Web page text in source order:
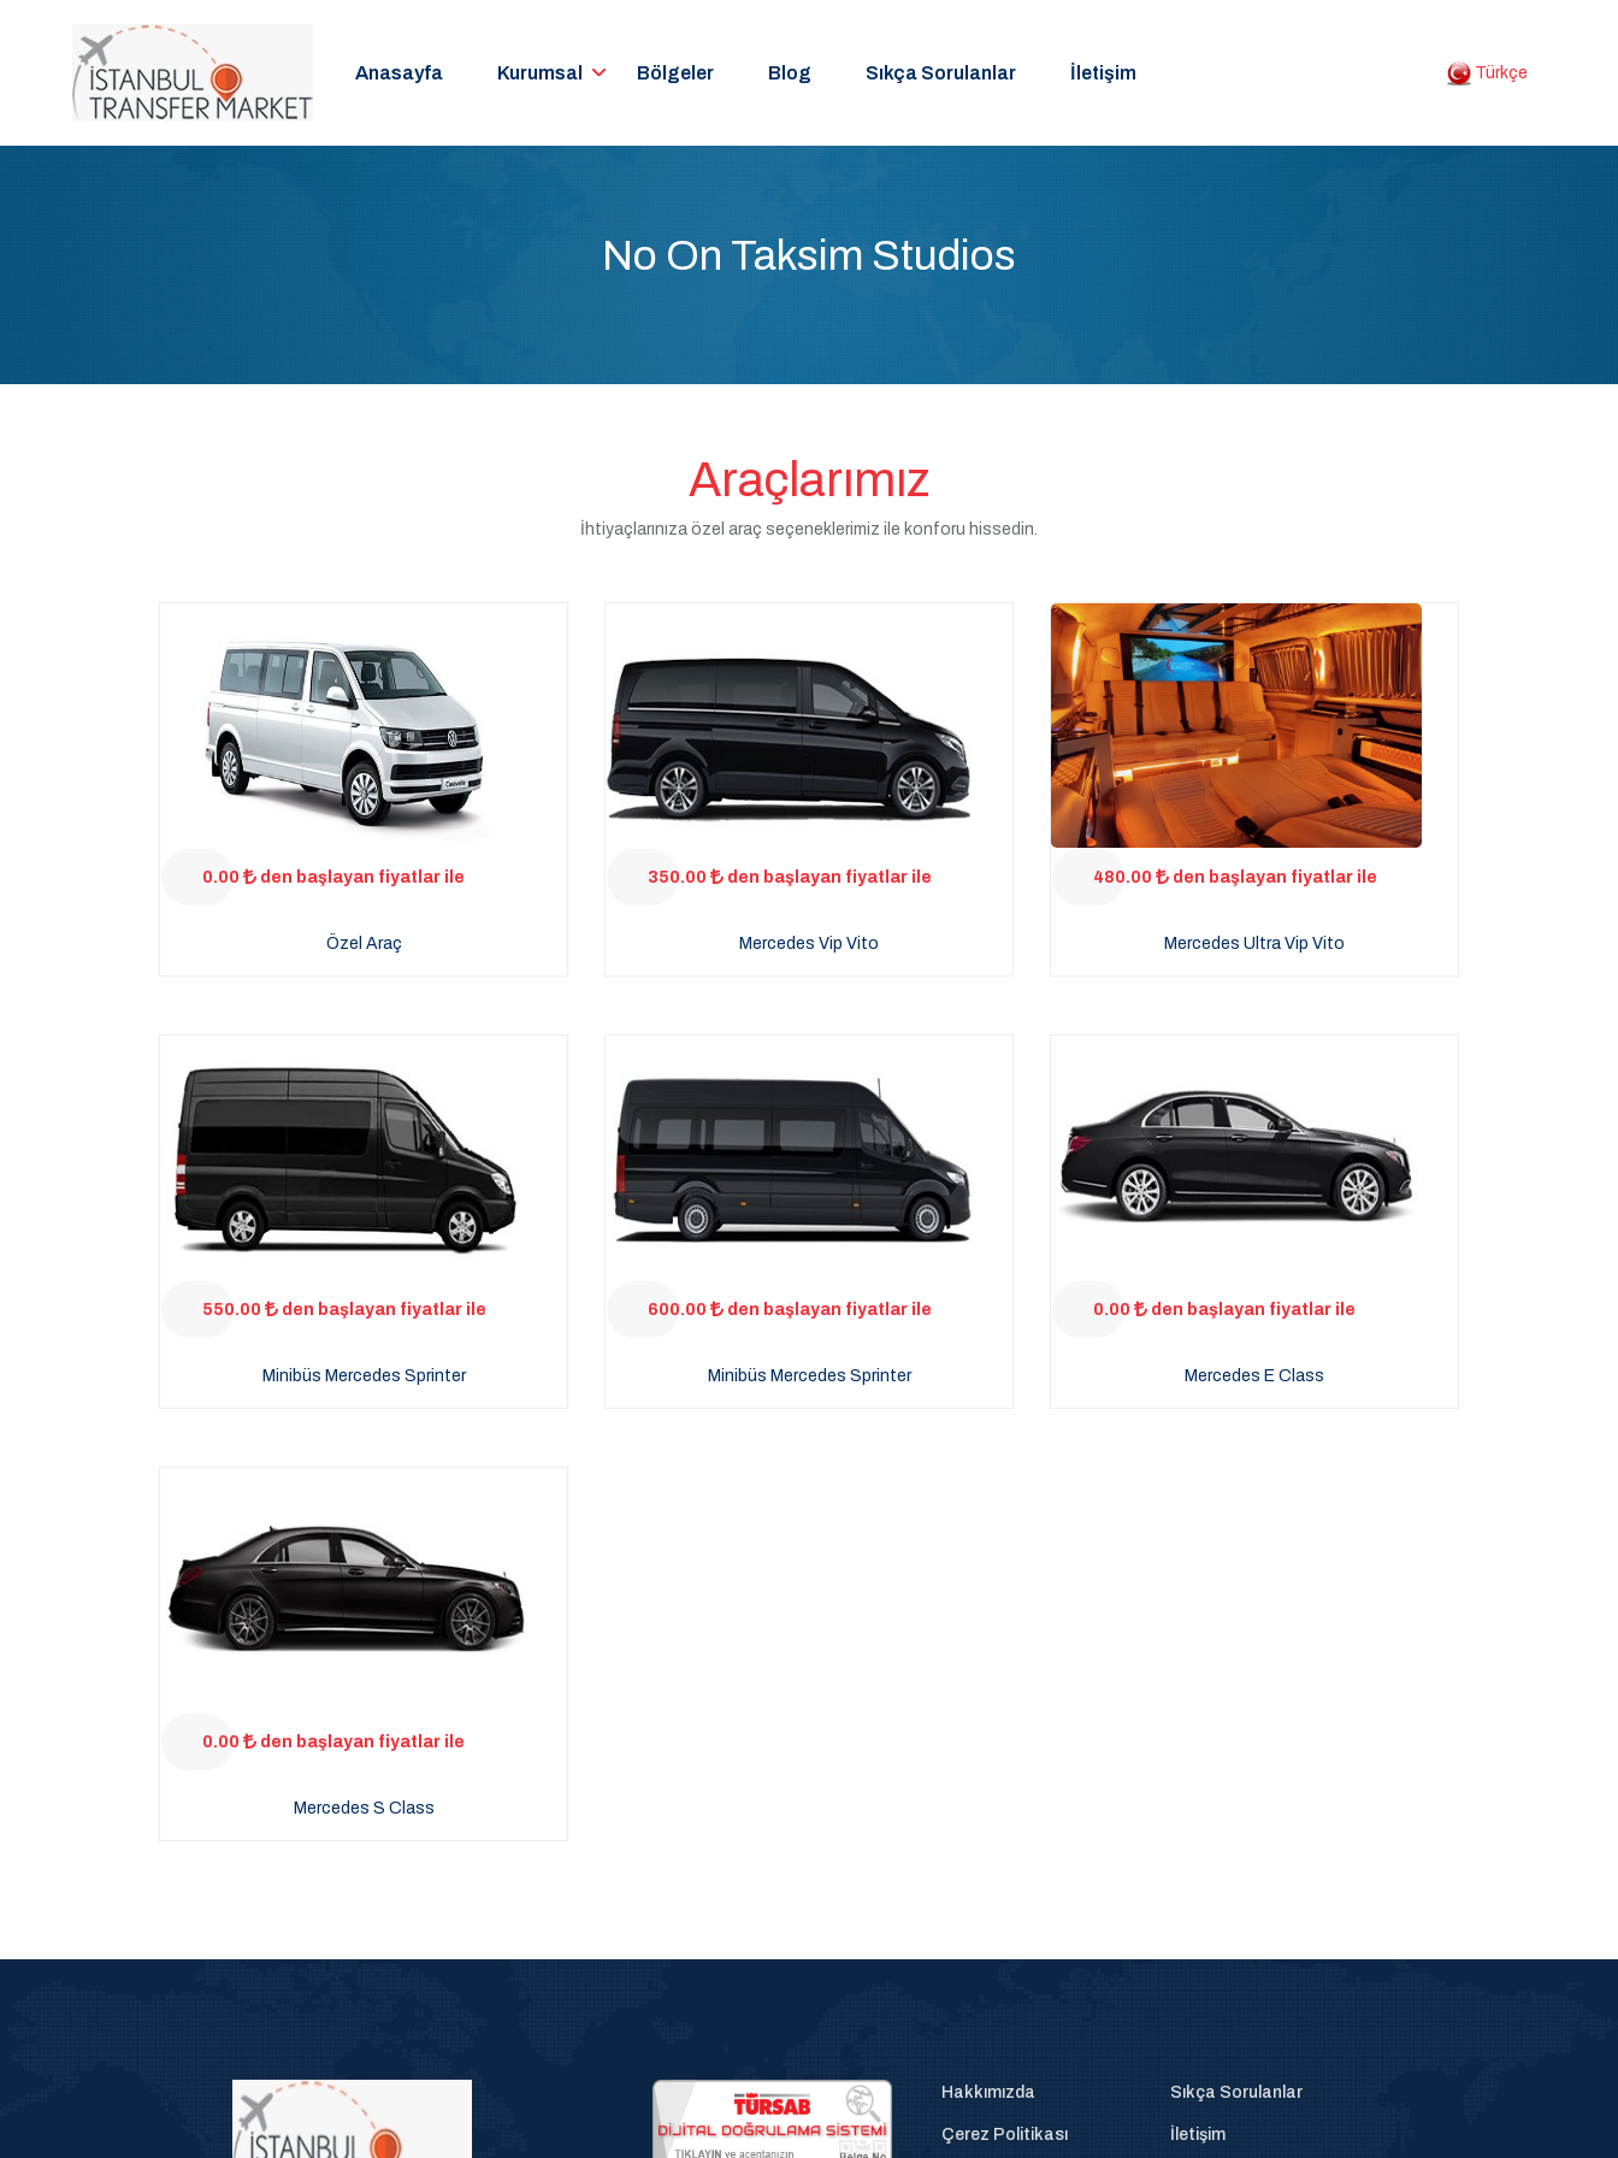
Anasayfa Kurumsal Bölgeler Blog Sıkça Sorulanlar İletişim Türkçe
No On Taksim Studios
Araçlarımız
İhtiyaçlarınıza özel araç seçeneklerimiz ile konforu hissedin.
0.00 den başlayan fiyatlar ile
Özel Araç
350.00 den başlayan fiyatlar ile
Mercedes Vip Vito
480.00 den başlayan fiyatlar ile
Mercedes Ultra Vip Vito
550.00 den başlayan fiyatlar ile
Minibüs Mercedes Sprinter
600.00 den başlayan fiyatlar ile
Minibüs Mercedes Sprinter
0.00 den başlayan fiyatlar ile
Mercedes E Class
0.00 den başlayan fiyatlar ile
Mercedes S Class
Hakkımızda
Çerez Politikası
Sıkça Sorulanlar
İletişim